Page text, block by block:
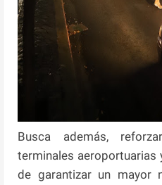
Busca además,
terminales aeroportuarias
de garantizar un mayor